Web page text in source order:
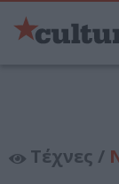
Τέχνες /